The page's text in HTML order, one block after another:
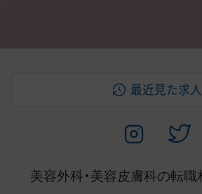
最近見た求人
美容外科・美容皮膚科の転職